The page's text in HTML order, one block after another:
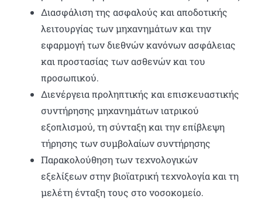
Διασφάλιση της ασφαλούς και αποδοτικής
λειτουργίας των μηχανημάτων και την
εφαρμογή των διεθνών κανόνων ασφάλειας
και προστασίας των ασθενών και του
προσωπικού.
Διενέργεια προληπτικής και επισκευαστικής
συντήρησης μηχανημάτων ιατρικού
εξοπλισμού, τη σύνταξη και την επίβλεψη
τήρησης των συμβολαίων συντήρησης
Παρακολούθηση των τεχνολογικών
εξελίξεων στην βιοϊατρική τεχνολογία και τη
μελέτη ένταξη τους στο νοσοκομείο.